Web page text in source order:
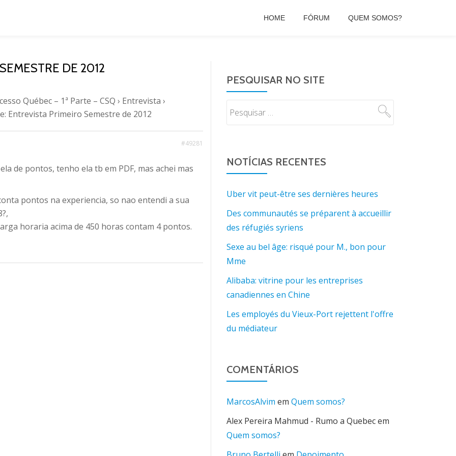
HOME FÓRUM QUEM SOMOS?
DE 2012
Québec – 1ª Parte – CSQ › Entrevista ›
Entrevista Primeiro Semestre de 2012
#49281
de pontos, tenho ela tb em PDF, mas achei mas
pontos na experiencia, so nao entendi a sua
horaria acima de 450 horas contam 4 pontos.
PESQUISAR NO SITE
NOTÍCIAS RECENTES
Uber vit peut-être ses dernières heures
Des communautés se préparent à accueillir
des réfugiés syriens
Sexe au bel âge: risqué pour M., bon pour
Mme
Alibaba: vitrine pour les entreprises
canadiennes en Chine
Les employés du Vieux-Port rejettent l'offre
du médiateur
COMENTÁRIOS
MarcosAlvim em Quem somos?
Alex Pereira Mahmud - Rumo a Quebecem
Quem somos?